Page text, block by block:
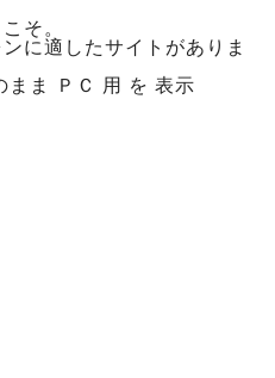
そ。
に適したサイトがありま
まま ＰＣ 用 を 表示